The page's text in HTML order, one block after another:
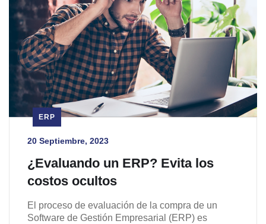
ERP
20 Septiembre, 2023
¿Evaluando un ERP? Evita los
costos ocultos
El proceso de evaluación de la compra de un
Software de Gestión Empresarial (ERP) es